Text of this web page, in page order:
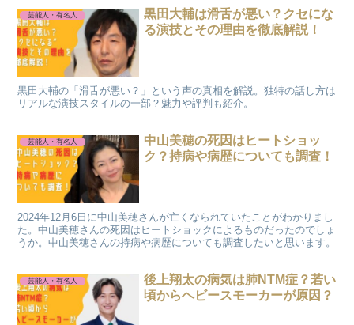
芸能人・有名人
黒田大輔は滑舌が悪い？クセにな
る演技とその理由を徹底解説！
黒田大輔の「滑舌が悪い？」という声の真相を解説。独特の話し方は
リアルな演技スタイルの一部？魅力や評判も紹介。
芸能人・有名人
中山美穂の死因はヒートショッ
ク？持病や病歴についても調査！
2024年12月6日に中山美穂さんが亡くなられていたことがわかりまし
た。中山美穂さんの死因はヒートショックによるものだったのでしょ
うか。中山美穂さんの持病や病歴についても調査したいと思います。
芸能人・有名人
後上翔太の病気は肺NTM症？若い
頃からヘビースモーカーが原因？